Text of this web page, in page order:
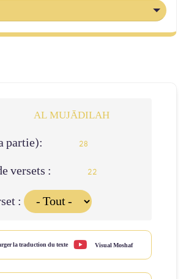
AL MUJĀDILAH
partie): 28
versets : 22
:
la traduction du texte Visual Moshaf